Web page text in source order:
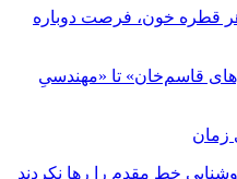
هر قطره خون، فرصت دوباره
قاسم‌خان» تا «مهندسیِ
زمان